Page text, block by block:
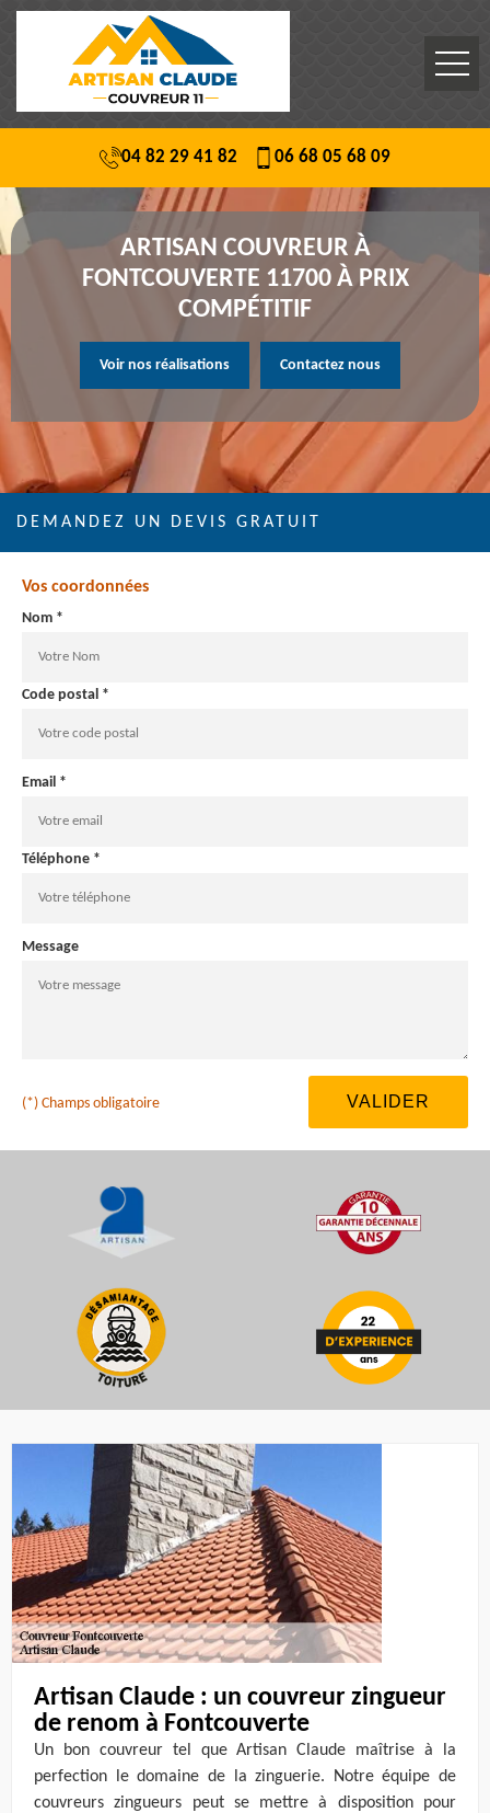
04 82 29 41 82 06 68 05 68 09
ARTISAN COUVREUR À
FONTCOUVERTE 11700 À PRIX
COMPÉTITIF
Voir nos réalisations Contactez nous
DEMANDEZ UN DEVIS GRATUIT
Vos coordonnées
Nom *
Code postal *
Email *
Téléphone *
Message
(*) Champs obligatoire
Artisan Claude : un couvreur zingueur
de renom à Fontcouverte
Un bon couvreur tel que Artisan Claude maîtrise à la
perfection le domaine de la zinguerie. Notre équipe de
couvreurs zingueurs peut se mettre à disposition pour